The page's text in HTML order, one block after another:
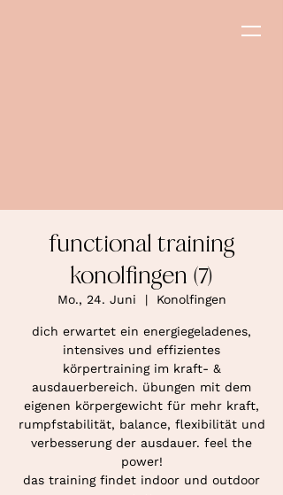
functional training
konolfingen (7)
Mo., 24. Juni
  |
Konolfingen
dich erwartet ein energiegeladenes,
intensives und effizientes
körpertraining im kraft- &
ausdauerbereich. übungen mit dem
eigenen körpergewicht für mehr kraft,
rumpfstabilität, balance, flexibilität und
verbesserung der ausdauer. feel the
power!
das training findet indoor und outdoor